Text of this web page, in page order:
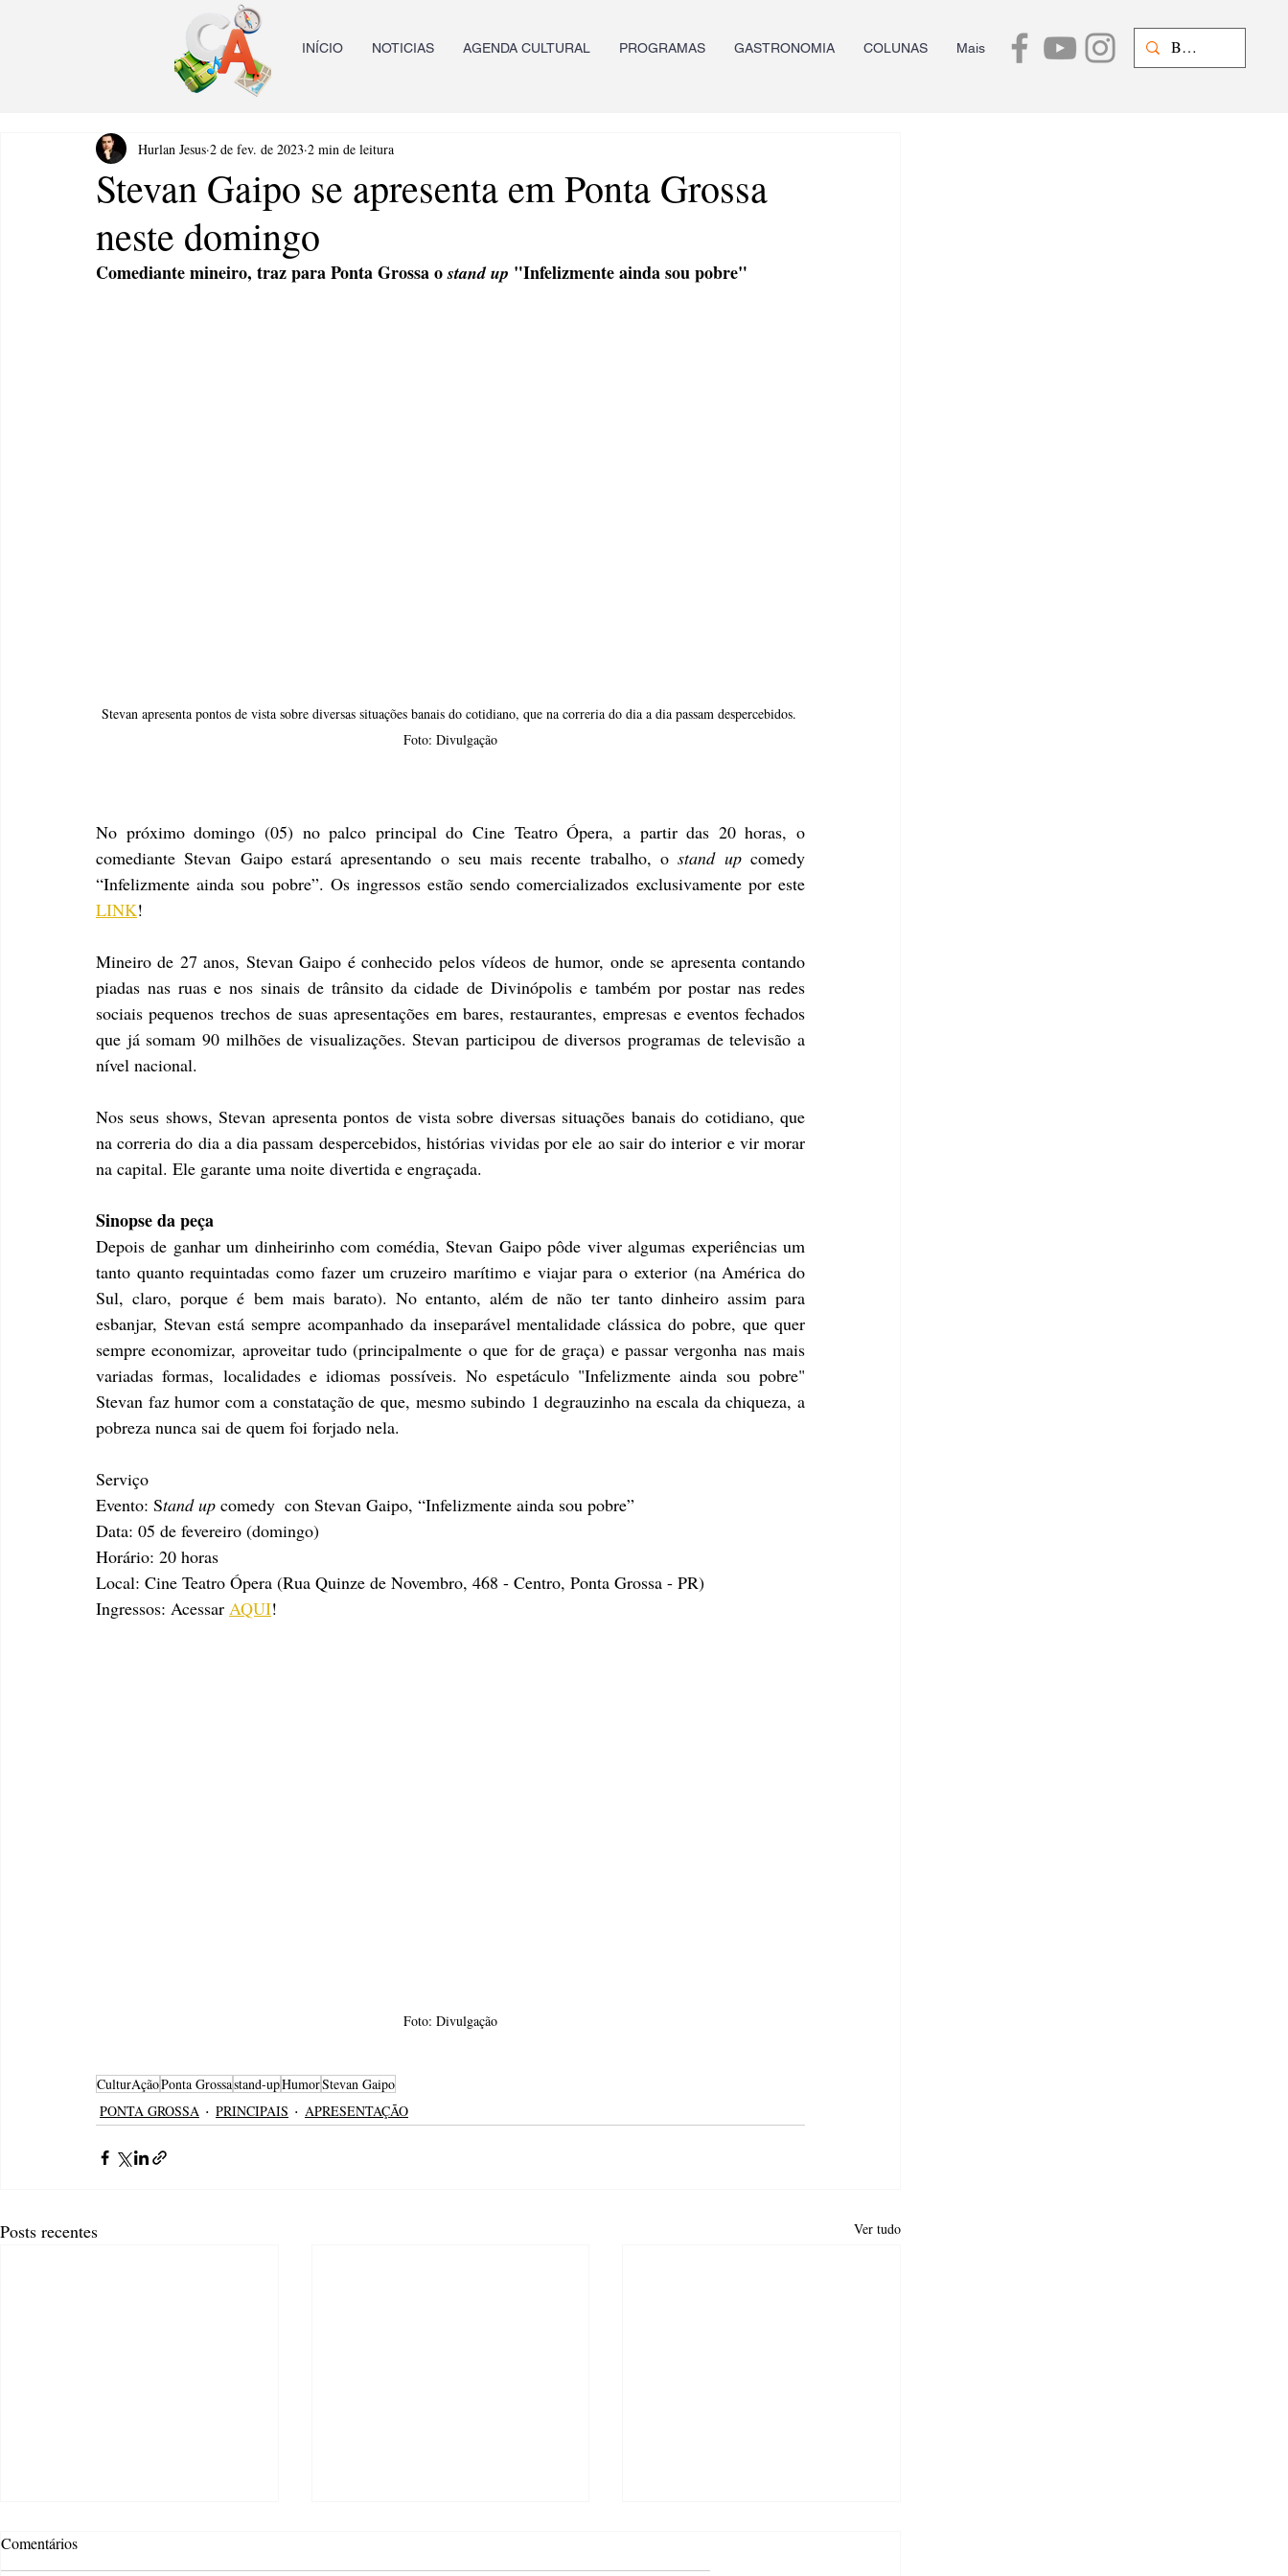
INÍCIO NOTICIAS AGENDA CULTURAL PROGRAMAS GASTRONOMIA COLUNAS Mais
Stevan Gaipo se apresenta em Ponta Grossa
neste domingo
Hurlan Jesus 2 de fev. de 2023 2 min de leitura
Comediante mineiro, traz para Ponta Grossa o stand up "Infelizmente ainda sou pobre"
Stevan apresenta pontos de vista sobre diversas situações banais do cotidiano, que na correria do dia a dia passam despercebidos.
Foto: Divulgação
No próximo domingo (05) no palco principal do Cine Teatro Ópera, a partir das 20 horas, o
comediante Stevan Gaipo estará apresentando o seu mais recente trabalho, o stand up comedy
LINK!
Mineiro de 27 anos, Stevan Gaipo é conhecido pelos vídeos de humor, onde se apresenta contando
piadas nas ruas e nos sinais de trânsito da cidade de Divinópolis e também por postar nas redes
sociais pequenos trechos de suas apresentações em bares, restaurantes, empresas e eventos fechados
que já somam 90 milhões de visualizações. Stevan participou de diversos programas de televisão a
nível nacional.
Nos seus shows, Stevan apresenta pontos de vista sobre diversas situações banais do cotidiano, que
na correria do dia a dia passam despercebidos, histórias vividas por ele ao sair do interior e vir morar
na capital. Ele garante uma noite divertida e engraçada.
Sinopse da peça
Depois de ganhar um dinheirinho com comédia, Stevan Gaipo pôde viver algumas experiências um
tanto quanto requintadas como fazer um cruzeiro marítimo e viajar para o exterior (na América do
Sul, claro, porque é bem mais barato). No entanto, além de não ter tanto dinheiro assim para
esbanjar, Stevan está sempre acompanhado da inseparável mentalidade clássica do pobre, que quer
sempre economizar, aproveitar tudo (principalmente o que for de graça) e passar vergonha nas mais
variadas formas, localidades e idiomas possíveis. No espetáculo "Infelizmente ainda sou pobre"
Stevan faz humor com a constatação de que, mesmo subindo 1 degrauzinho na escala da chiqueza, a
pobreza nunca sai de quem foi forjado nela.
Serviço
Evento: Stand up comedy  con Stevan Gaipo, “Infelizmente ainda sou pobre”
Data: 05 de fevereiro (domingo)
Horário: 20 horas
Local: Cine Teatro Ópera (Rua Quinze de Novembro, 468 - Centro, Ponta Grossa - PR)
Ingressos: Acessar AQUI!
Foto: Divulgação
CulturAçãoPonta Grossastand-upHumorStevan Gaipo
PONTA GROSSA
PRINCIPAIS APRESENTAÇÃO
Posts recentes Ver tudo
Comentários